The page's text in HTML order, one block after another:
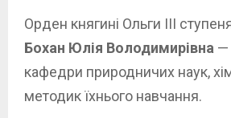
Орден княгині Ольги ІІІ
Бохан Юлія Володимирівна —
кафедри природничих наук,
методик їхнього навчання.